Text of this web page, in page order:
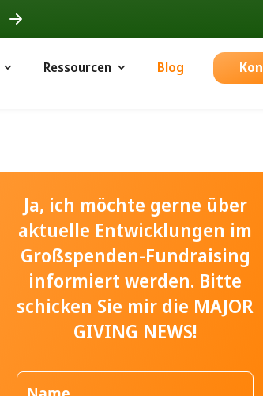
Ressourcen Blog
Ja, ich möchte gerne über
aktuelle Entwicklungen im
Großspenden-Fundraising
informiert werden. Bitte
schicken Sie mir die MAJOR
GIVING NEWS!